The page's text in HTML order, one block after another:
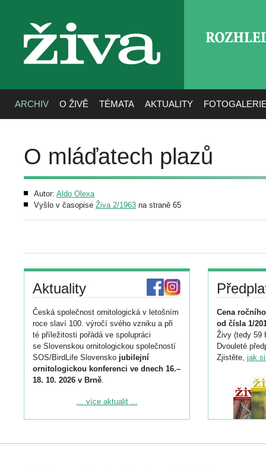
živa
ARCHIV O ŽIVĚ TÉMATA AKTUALITY
O mláďatech plazů
Autor: Aldo Olexa
Vyšlo v časopise Živa 2/1963 na straně 65
Aktuality
Česká společnost ornitologická v letošním
roce slaví 100. výročí svého vzniku a při
té příležitosti pořádá ve spolupráci
se Slovenskou ornitologickou společností
SOS/BirdLife Slovensko jubilejní
ornitologickou konferenci ve dnech 16.–
18. 10. 2026 v Brně.
Podrobnější informace ke konferenci
Registrovat se můžete do 6. září.
... více aktualit ...
Cena
od čísla 1/
Živy (tedy 59
Dvouleté
Zjistěte, jak